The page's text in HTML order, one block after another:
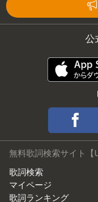
公
無料歌詞検索サイト【
歌詞検索
マイページ
歌詞ランキング